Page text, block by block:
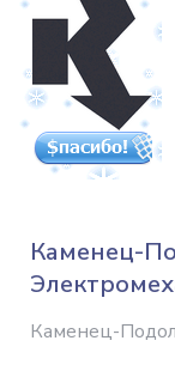
Каменец-
Каменец-